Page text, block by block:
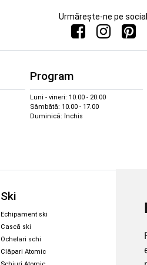
Urmărește-ne pe
Program
Luni - vineri: 10.00 - 20.00
Sâmbătă: 10.00 - 17.00
Duminică: închis
Ski
Echipament ski
Cască ski
Ochelari schi
Clăpari Atomic
Legături